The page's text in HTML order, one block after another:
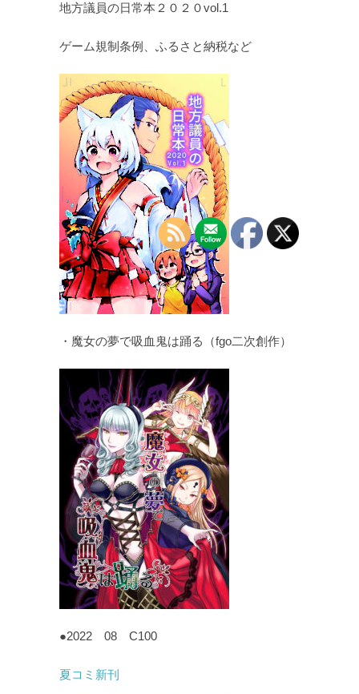
地方議員の日常本２０２０vol.1
ゲーム規制条例、ふるさと納税など
・魔女の夢で吸血鬼は踊る（fgo二次創作）
●2022 08 C100
夏コミ新刊